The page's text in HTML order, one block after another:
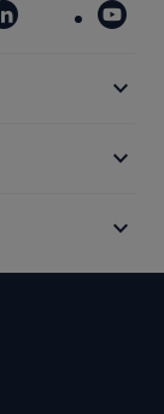
linkedin
expand_more
expand_more
expand_more